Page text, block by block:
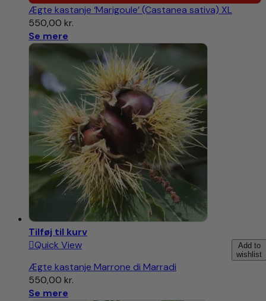
Ægte kastanje ‘Marigoule’ (Castanea sativa) XL
550,00 kr.
Se mere
Tilføj til kurv
Add to
wishlist
Quick View
Ægte kastanje Marrone di Marradi
550,00 kr.
Se mere